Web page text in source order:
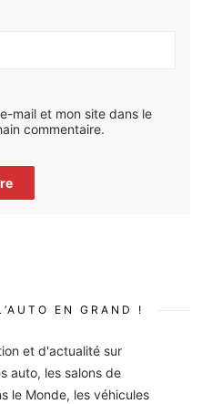
mail et mon site dans le
commentaire.
EN GRAND !
et d'actualité sur
auto, les salons de
le Monde, les véhicules